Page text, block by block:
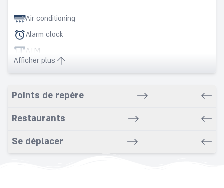
Air conditioning
Alarm clock
ATM
Babysitting service
Bars
Bathrobe
Bike rental service
Bowling
Afficher plus
Points de repère
Restaurants
Se déplacer